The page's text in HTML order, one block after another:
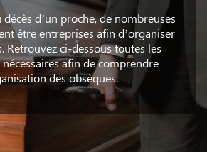
d’un proche, de nombreuses
être entreprises afin d’organiser
Retrouvez ci-dessous toutes les
afin de comprendre
des obsèques.